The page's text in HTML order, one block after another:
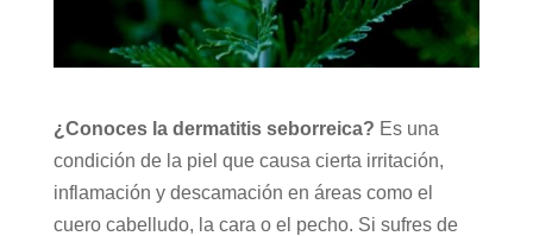
¿Conoces la dermatitis seborreica? Es una
condición de la piel que causa cierta irritación,
inflamación y descamación en áreas como el
cuero cabelludo, la cara o el pecho. Si sufres de